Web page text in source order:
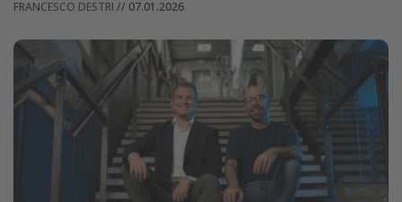
FRANCESCO DESTRI // 07.01.2026